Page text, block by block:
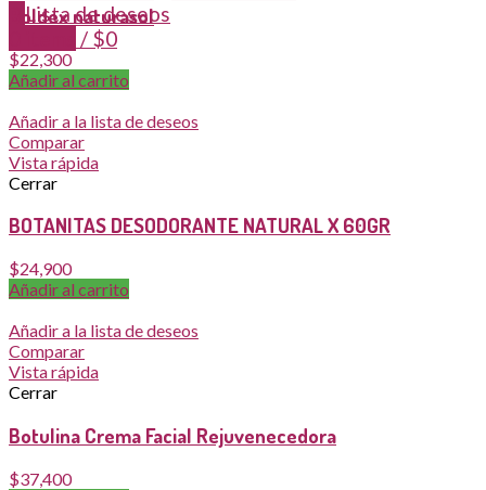
Lista de deseos
/ $0
Boldex naturasol
$22,300
Añadir al carrito
Añadir a la lista de deseos
Comparar
Vista rápida
Cerrar
BOTANITAS DESODORANTE NATURAL X 60GR
$24,900
Añadir al carrito
Añadir a la lista de deseos
Comparar
Vista rápida
Cerrar
Botulina Crema Facial Rejuvenecedora
$37,400